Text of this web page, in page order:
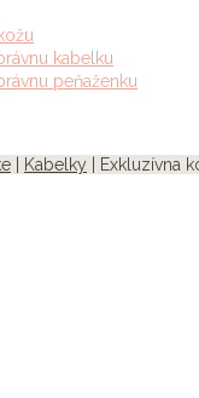
kabelku
peňaženku
Kabelky | Exkluzívna